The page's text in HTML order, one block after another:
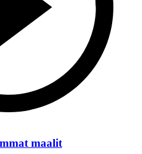
maalit